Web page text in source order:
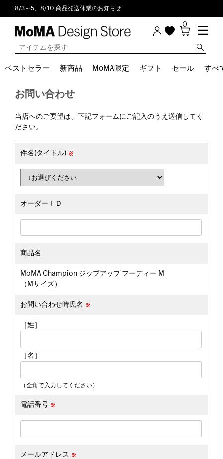
8/3～5、8/10 商品発送休業のお知らせ
0
ベストセラー 新商品 MoMA限定 ギフト セール すべ
お問い合わせ
当店へのご要望は、下記フォームにご記入のうえ送信してく
ださい。
件名(タイトル)
オーダーＩＤ
商品名
MoMA Champion ジップアップ フーディー M
（Mサイズ）
お問い合わせ時氏名
［姓］
［名］
（全角で入力してください）
電話番号
メールアドレス